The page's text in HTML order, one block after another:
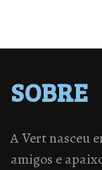
SOBRE
A Vert nasceu
amigos e